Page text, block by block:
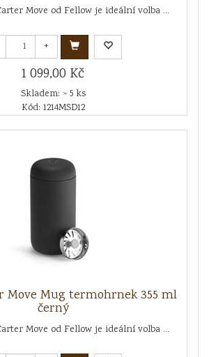
Move od Fellow je ideální volba ...
+
1 099,00 Kč
Skladem: > 5 ks
Kód: 1214MSD12
Move Mug termohrnek 355 ml
černý
Move od Fellow je ideální volba ...